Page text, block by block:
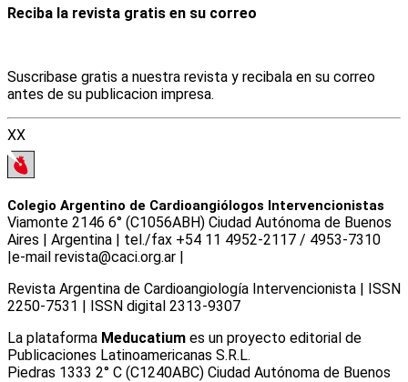
Reciba la revista gratis en su correo
Suscribase gratis a nuestra revista y recibala en su correo
antes de su publicacion impresa.
XX
Colegio Argentino de Cardioangiólogos Intervencionistas
Viamonte 2146 6° (C1056ABH) Ciudad Autónoma de Buenos
Aires | Argentina | tel./fax +54 11 4952-2117 / 4953-7310
|e-mail revista@caci.org.ar |
Revista Argentina de Cardioangiologí­a Intervencionista | ISSN
2250-7531 | ISSN digital 2313-9307
La plataforma Meducatium es un proyecto editorial de
Publicaciones Latinoamericanas S.R.L.
Piedras 1333 2° C (C1240ABC) Ciudad Autónoma de Buenos